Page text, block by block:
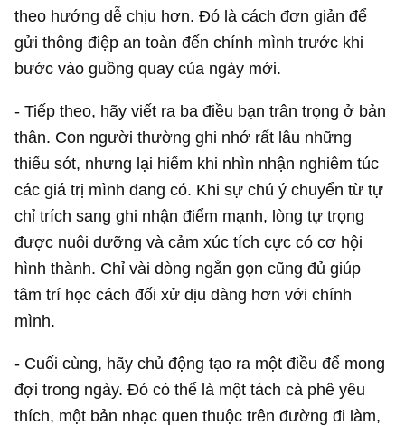
theo hướng dễ chịu hơn. Đó là cách đơn giản để
gửi thông điệp an toàn đến chính mình trước khi
bước vào guồng quay của ngày mới.
- Tiếp theo, hãy viết ra ba điều bạn trân trọng ở bản
thân. Con người thường ghi nhớ rất lâu những
thiếu sót, nhưng lại hiếm khi nhìn nhận nghiêm túc
các giá trị mình đang có. Khi sự chú ý chuyển từ tự
chỉ trích sang ghi nhận điểm mạnh, lòng tự trọng
được nuôi dưỡng và cảm xúc tích cực có cơ hội
hình thành. Chỉ vài dòng ngắn gọn cũng đủ giúp
tâm trí học cách đối xử dịu dàng hơn với chính
mình.
- Cuối cùng, hãy chủ động tạo ra một điều để mong
đợi trong ngày. Đó có thể là một tách cà phê yêu
thích, một bản nhạc quen thuộc trên đường đi làm,